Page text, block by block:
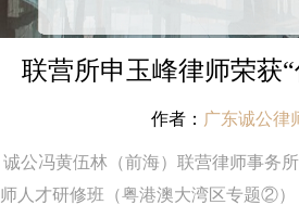
联营所申玉峰律师荣获
作者： 广东诚公律
诚公冯黄伍林（前海）联营律师事务
师人才研修班（粤港澳大湾区专题②）